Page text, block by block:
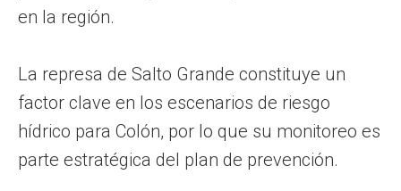
en la región.
La represa de Salto Grande constituye un
factor clave en los escenarios de riesgo
hídrico para Colón, por lo que su monitoreo es
parte estratégica del plan de prevención.